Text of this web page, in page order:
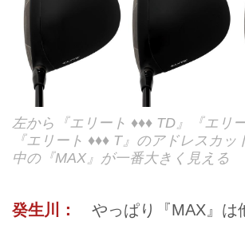
左から『エリート ♦♦♦ TD』『エリ
『エリート ♦♦♦ T』のアドレスカッ
中の『MAX』が一番大きく見える
癸生川：
やっぱり『MAX』は